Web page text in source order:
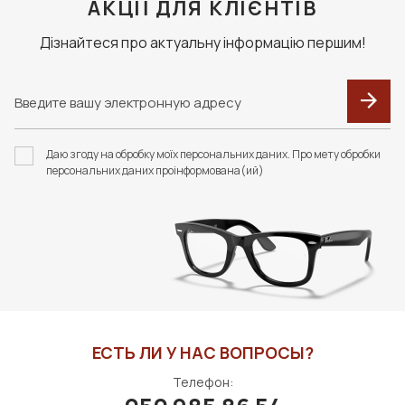
В КОРЗИНУ
F105 ФУТЛЯР З
СЕРВЕТКОЮ FASHION
STYLE
F091 В КОЛЬОРАХ.
FASHION STYLE
В КОРЗИНУ
АКЦІЇ ДЛЯ КЛІЄНТІВ
Дізнайтеся про актуальну інформацію першим!
Даю згоду на обробку моїх персональних даних. Про мету обробки
персональних даних проінформована(ий)
ЕСТЬ ЛИ У НАС ВОПРОСЫ?
Телефон: